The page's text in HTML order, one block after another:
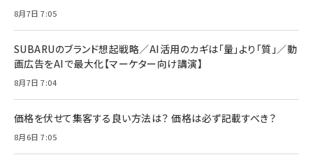
8月7日 7:05
SUBARUのブランド想起戦略／AI活用のカギは「量」より「質」／動
画広告をAIで最大化【マーケター向け講演】
8月7日 7:04
価格を伏せて集客する良い方法は？ 価格は必ず記載すべき？
8月6日 7:05